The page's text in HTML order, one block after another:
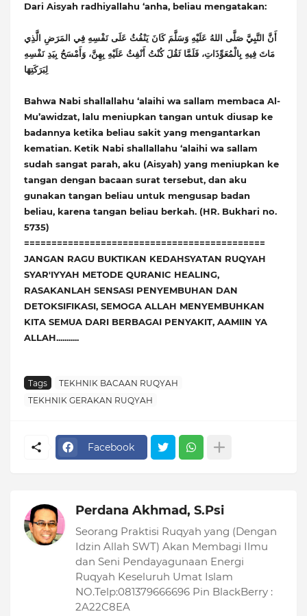
Dari Aisyah radhiyallahu ‘anha, beliau mengatakan:
أَنَّ النَّبِيَّ صَلَّى اللهُ عَلَيْهِ وَسَلَّمَ كَانَ يَنْفُثُ عَلَى نَفْسِهِ فِي المَرَضِ الَّذِي
مَاتَ فِيهِ بِالْمُعَوِّذَاتِ، فَلَمَّا ثَقُلَ كُنْتُ أَنْفِثُ عَلَيْهِ بِهِنَّ، وَأَمْسَحُ بِيَدِ نَفْسِهِ
لِبَرَكَتِهَا
Bahwa Nabi shallallahu ‘alaihi wa sallam membaca Al-
Mu’awidzat, lalu meniupkan tangan untuk diusap ke
badannya ketika beliau sakit yang mengantarkan
kematian. Ketik Nabi shallallahu ‘alaihi wa sallam
sudah sangat parah, aku (Aisyah) yang meniupkan ke
tangan dengan bacaan surat tersebut, dan aku
gunakan tangan beliau untuk mengusap badan
beliau, karena tangan beliau berkah. (HR. Bukhari no.
5735)
============================================
JANGAN RAGU BUKTIKAN KEDAHSYATAN RUQYAH
SYAR'IYYAH METODE QURANIC HEALING,
RASAKANLAH SENSASI PENYEMBUHAN DAN
DETOKSIFIKASI, SEMOGA ALLAH MENYEMBUHKAN
KITA SEMUA DARI BERBAGAI PENYAKIT, AAMIIN YA
ALLAH...........
Tags
TEKHNIK BACAAN RUQYAH
TEKHNIK GERAKAN RUQYAH
Facebook
Perdana Akhmad, S.Psi
Seorang Praktisi Ruqyah yang (Dengan
Idzin Allah SWT) Akan Membagi Ilmu
dan Seni Pendayagunaan Energi
Ruqyah Keseluruh Umat Islam
NO.Telp:081379666696 Pin BlackBerry :
2A22C8EA